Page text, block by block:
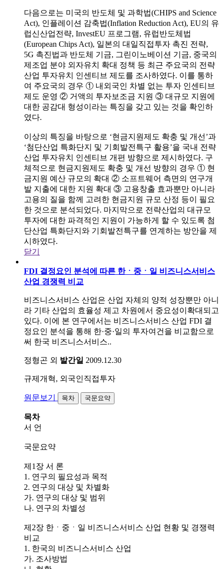
다음으로는 미국의 반도체 및 과학법(CHIPS and Science
Act), 인플레이션 감축법(Inflation Reduction Act), EU의 유
럽신산업전략, InvestEU 프로그램, 유럽반도체법
(European Chips Act), 일본의 대일직접투자 촉진 전략,
5G 촉진법과 반도체 기금, 그린이노베이션 기금, 중국의
제조업 분야 외자유치 확대 정책 등 최근 주요국의 전략
산업 투자유치 인센티브 제도를 조사하였다. 이를 통하
여 주요국의 경우 ① 내외국인 차별 없는 투자 인센티브
제도 운영 ② 거액의 투자보조금 지원 ③ 대규모 지원에
대한 공감대 형성이라는 특징을 갖고 있는 것을 확인하
였다.
이상의 특징을 바탕으로 ‘현금지원제도 확충 및 개선’과
‘첨단산업 특화단지 및 기회발전특구 활용’을 국내 전략
산업 투자유치 인센티브 개편 방향으로 제시하였다. 구
체적으로 현금지원제도 확충 및 개선 방향의 경우 ① 현
금지원 예산 규모의 확대 ② 소프트웨어 측면의 연구개
발 지출에 대한 지원 확대 ③ 고용창출 효과뿐만 아니라
고용의 질을 함께 고려한 현금지원 규모 산정 등이 필요
한 것으로 분석되었다. 마지막으로 전략산업의 대규모
투자에 대한 파격적인 지원이 가능하게 할 수 있도록 첨
단산업 특화단지와 기회발전특구를 연계하는 방안을 제
시하였다.
닫기
FDI 결정요인 분석에 따른 한ㆍ중ㆍ일 비즈니스서비스
산업 경쟁력 비교
비즈니스서비스 산업은 산업 자체의 양적 성장뿐만 아니
라 기타 산업의 효율성 제고 차원에서 중요성이확대되고
있다. 이에 본 연구에서는 비즈니스서비스 산업 FDI 결
정요인 분석을 통해 한·중·일의 투자여건을 비교함으로
써 한국 비즈니스서비스..
정형곤 외 발간일 2009.12.30
규제개혁, 외국인직접투자
원문보기 목차 국문요약
목차
서 언
국문요약
제1장 서 론
1. 연구의 필요성과 목적
2. 연구의 대상 및 차별화
가. 연구의 대상 및 범위
나. 연구의 차별성
제2장 한ㆍ중ㆍ일 비즈니스서비스 산업 현황 및 경쟁력
비교
1. 한국의 비즈니스서비스 산업
가. 조사방법